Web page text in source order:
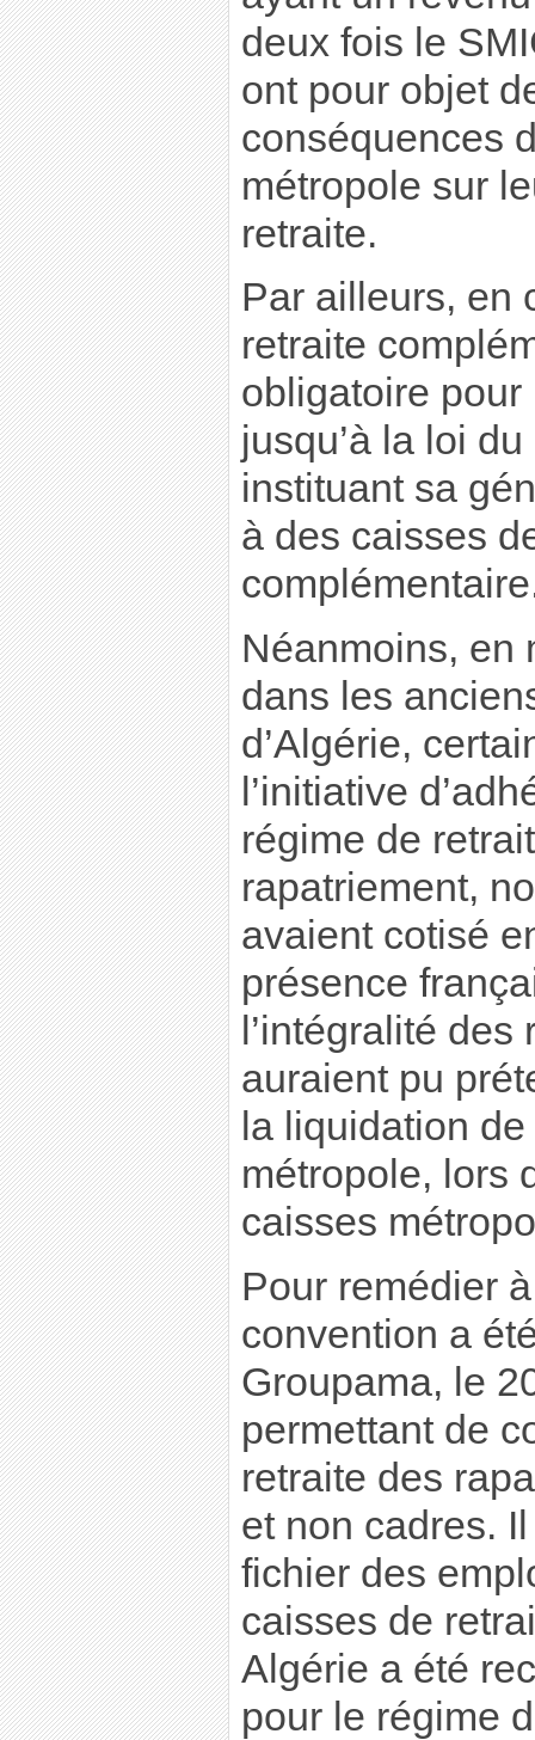
deux fois le
ont pour objet
conséquences
métropole sur
retraite.
Par ailleurs, en
retraite
obligatoire
jusqu’à la loi
instituant sa
à des caisses
Néanmoins, en
dans les
d’Algérie,
l’initiative
régime de
rapatriement,
avaient cotisé
présence
l’intégralité
auraient pu
la liquidation
métropole, lors
caisses
Pour remédier
convention a
Groupama, le
permettant de
retraite des
et non cadres.
fichier des
caisses de
Algérie a été
pour le régime